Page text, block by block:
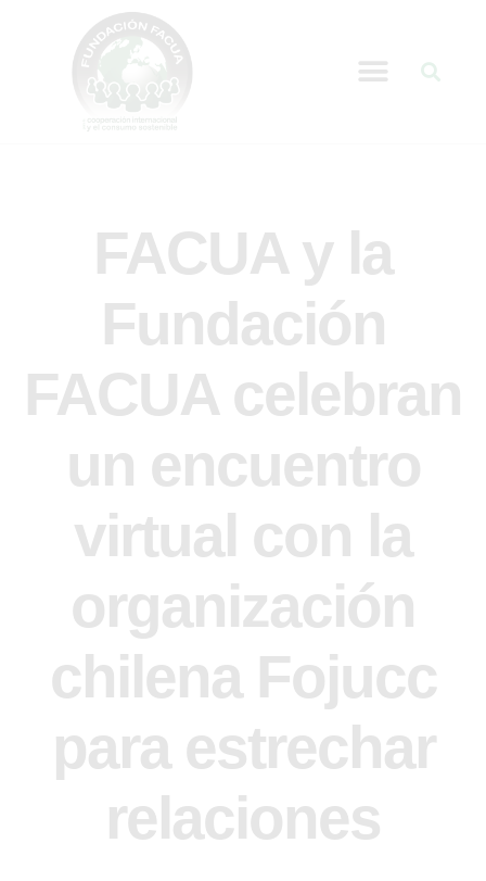
FACUA y la
Fundación
FACUA celebran
un encuentro
virtual con la
organización
chilena Fojucc
para estrechar
relaciones